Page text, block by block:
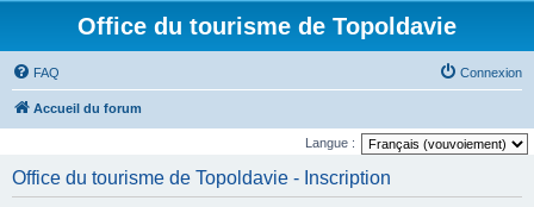
Office du tourisme de Topoldavie
FAQ Connexion
Accueil du forum
Langue :
Office du tourisme de Topoldavie - Inscription